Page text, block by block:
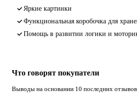
яркие картинки
функциональная коробочка для
помощь в развитии логики и
Что говорят покупатели
Выводы на основании 10 последних отзывов